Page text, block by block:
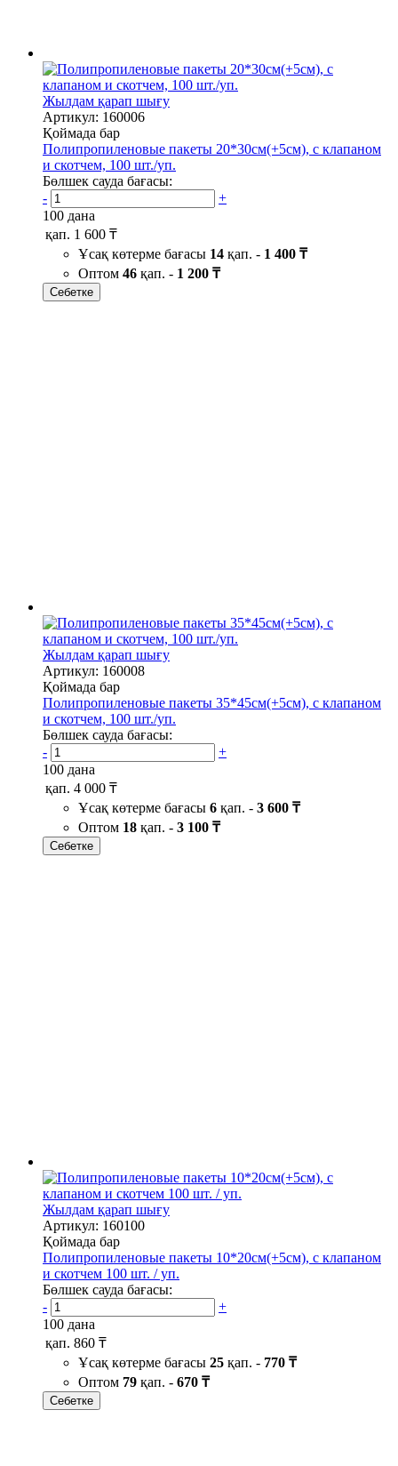
Жылдам қарап шығу
Артикул: 160006
Қоймада бар
Полипропиленовые пакеты 20*30см(+5см), с клапаном
и скотчем, 100 шт./уп.
Бөлшек сауда бағасы:
-
+
100 дана
қап. 1 600 ₸
Ұсақ көтерме бағасы 14 қап. - 1 400 ₸
Оптом 46 қап. - 1 200 ₸
Себетке
Жылдам қарап шығу
Артикул: 160008
Қоймада бар
Полипропиленовые пакеты 35*45см(+5см), с клапаном
и скотчем, 100 шт./уп.
Бөлшек сауда бағасы:
-
+
100 дана
қап. 4 000 ₸
Ұсақ көтерме бағасы 6 қап. - 3 600 ₸
Оптом 18 қап. - 3 100 ₸
Себетке
Жылдам қарап шығу
Артикул: 160100
Қоймада бар
Полипропиленовые пакеты 10*20см(+5см), с клапаном
и скотчем 100 шт. / уп.
Бөлшек сауда бағасы:
-
+
100 дана
қап. 860 ₸
Ұсақ көтерме бағасы 25 қап. - 770 ₸
Оптом 79 қап. - 670 ₸
Себетке